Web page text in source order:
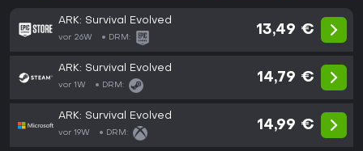
ARK: Survival Evolved
vor 26W DRM:
13,49 €
ARK: Survival Evolved
vor 1W DRM:
14,79 €
ARK: Survival Evolved
vor 19W DRM:
14,99 €